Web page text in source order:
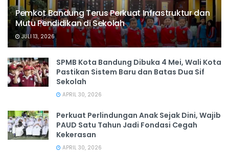
Pemkot Bandung Terus Perkuat Infrastruktur dan
Mutu Pendidikan di Sekolah
JULI 13, 2026
SPMB Kota Bandung Dibuka 4 Mei, Wali Kota
Pastikan Sistem Baru dan Batas Dua Sif
Sekolah
APRIL 30, 2026
Perkuat Perlindungan Anak Sejak Dini, Wajib
PAUD Satu Tahun Jadi Fondasi Cegah
Kekerasan
APRIL 30, 2026